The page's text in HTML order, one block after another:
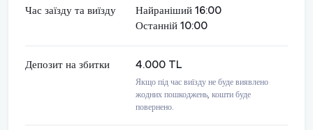
Час заїзду та виїзду
Найраніший 16:00
Останній 10:00
Депозит на збитки 4.000 TL
Якщо під час виїзду не буде виявлено
жодних пошкоджень, кошти буде
повернено.